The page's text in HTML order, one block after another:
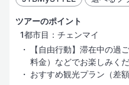
ツアーのポイント
1都市目：チェンマイ
【自由行動】滞在中の過
料金）などでお楽しみく
おすすめ観光プラン（差